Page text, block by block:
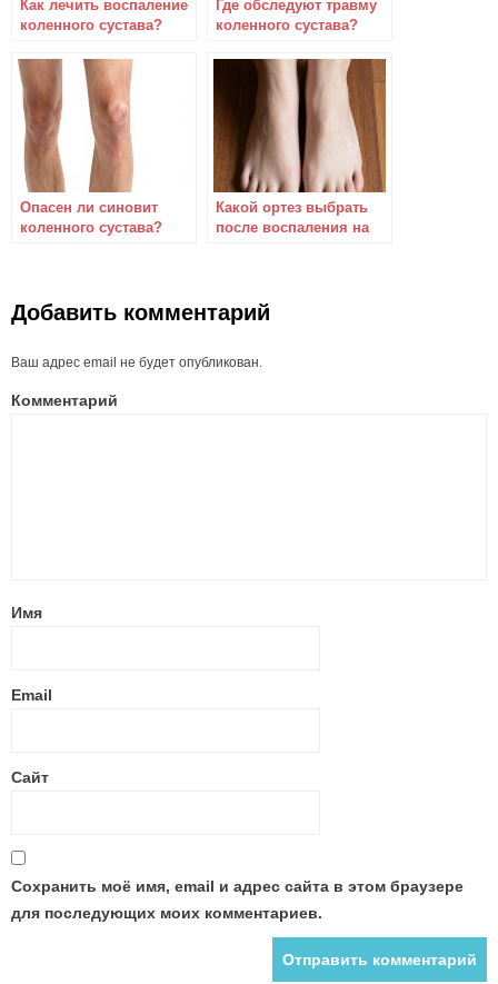
Как лечить воспаление
коленного сустава?
Где обследуют травму
коленного сустава?
Опасен ли синовит
коленного сустава?
Какой ортез выбрать
после воспаления на
Добавить комментарий
Ваш адрес email не будет опубликован.
Комментарий
Имя
Email
Сайт
Сохранить моё имя, email и адрес сайта в этом браузере
для последующих моих комментариев.